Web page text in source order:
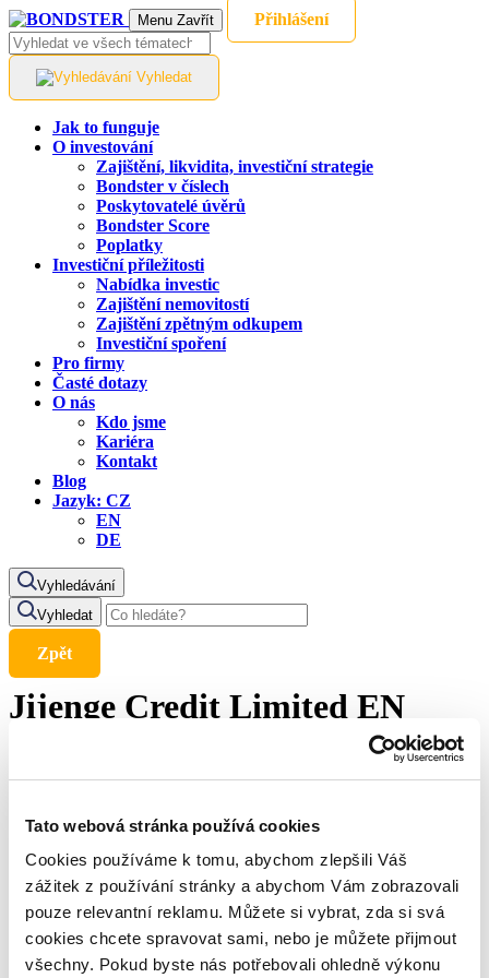
Tato webová stránka používá cookies
Cookies používáme k tomu, abychom zlepšili Váš
zážitek z používání stránky a abychom Vám zobrazovali
pouze relevantní reklamu. Můžete si vybrat, zda si svá
cookies chcete spravovat sami, nebo je můžete přijmout
všechny. Pokud byste nás potřebovali ohledně výkonu
Menu Zavřít Přihlášení
Vyhledat
Jak to funguje
O investování
Zajištění, likvidita, investiční strategie
Bondster v číslech
Poskytovatelé úvěrů
Bondster Score
Poplatky
Investiční příležitosti
Nabídka investic
Zajištění nemovitostí
Zajištění zpětným odkupem
Investiční spoření
Pro firmy
Časté dotazy
O nás
Kdo jsme
Kariéra
Kontakt
Blog
Jazyk: CZ
EN
DE
Vyhledávání
Vyhledat
Zpět
Jijenge Credit Limited EN
Our legal representatives have approached the Ombudsman to
obtain relevant statements from both the central bank and the
provider in relation to our submission. We will keep you
informed of further developments.
Sdílejte článek